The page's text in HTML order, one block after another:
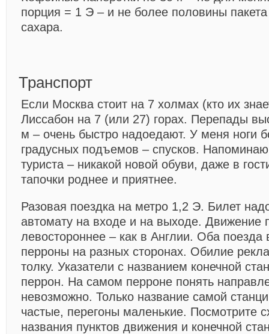
порция = 1 Э – и не более половины пакета
сахара.
Транспорт
Если Москва стоит на 7 холмах (кто их
Лиссабон на 7 (или 27) горах. Перепады
м – очень быстро надоедают. У меня ноги
градусных подъемов – спусков.
туриста – никакой новой обуви, даже в
тапочки роднее и приятнее.
Разовая поездка на метро 1,2 Э. Билет
автомату на входе и на выходе. Движение
левостороннее – как в Англии. Оба поезда
перроны на разных сторонах. Обилие
толку. Указатели с названием конечной
перрон. На самом перроне понять
невозможно. Только название самой
частые, перегоны маленькие. Посмотрите
названия пунктов движения и конечной